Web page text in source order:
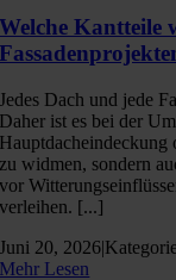
Welche Kantteile
Jedes Dach und jede
Daher ist es bei der
Hauptdacheindeckung
zu widmen, sondern
vor
verleihen. [...]
Juni 20, 2026|
Mehr Lesen